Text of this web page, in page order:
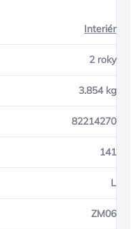
Interiér
2 roky
3.854 kg
82214270
141
L
ZM06